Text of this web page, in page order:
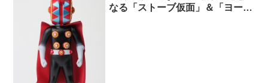
なる「ストーブ仮面」＆「ヨーヨ